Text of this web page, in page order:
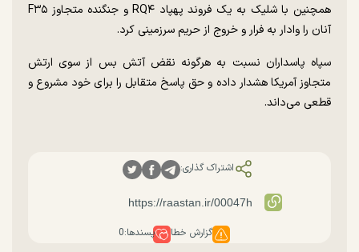
همچنین با شلیک به یک فروند پهپاد RQ۴ و جنگنده متجاوز F۳۵
آنان را وادار به فرار و خروج از حریم سرزمینی کرد.
سپاه پاسداران نسبت به هرگونه نقض آتش بس از سوی ارتش
متجاوز آمریکا هشدار داده و حق پاسخ متقابل را برای خود مشروع و
قطعی می‌داند.
اشتراک گذاری:
گزارش خطا پسندها:0